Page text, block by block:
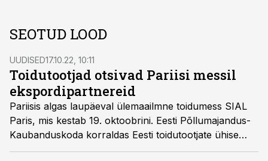
SEOTUD LOOD
UUDISED17.10.22, 10:11
Toidutootjad otsivad Pariisi messil
ekspordipartnereid
Pariisis algas laupäeval ülemaailmne toidumess SIAL
Paris, mis kestab 19. oktoobrini. Eesti Põllumajandus-
Kaubanduskoda korraldas Eesti toidutootjate ühise
osalemise messil. Koja kaudu osaleb messil 15 Eesti